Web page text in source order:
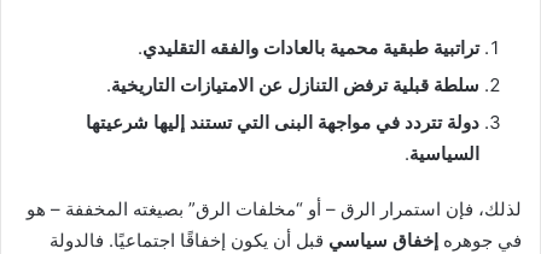
تراتبية طبقية محمية بالعادات والفقه التقليدي.
سلطة قبلية ترفض التنازل عن الامتيازات التاريخية.
دولة تتردد في مواجهة البنى التي تستند إليها شرعيتها
السياسية.
لذلك، فإن استمرار الرق – أو “مخلفات الرق” بصيغته المخففة – هو
في جوهره إخفاق سياسي قبل أن يكون إخفاقًا اجتماعيًا. فالدولة